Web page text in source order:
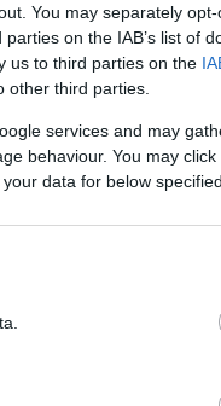
You may separately
on the IAB’s list of
us to third parties on the
other third parties.
services and may
behaviour. You may
data for below
δυσχέρειες
και
πιέσεων. Καθώς
την,
των
νέα ή να
των
κόστους
να
Δημοσίου Τομέα